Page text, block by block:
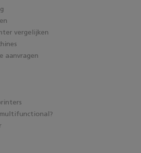
vergelijken
aanvragen